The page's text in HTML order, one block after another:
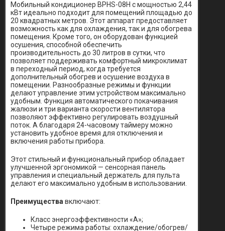
Мобильный кондиционер BPHS-08H с мощностью 2,44
кВт идеально подходит для помещений площадью до
20 квадратных метров. Этот аппарат предоставляет
возможность как для охлаждения, так и для обогрева
помещения. Кроме того, он оборудован функцией
осушения, способной обеспечить
производительность до 30 литров в сутки, что
позволяет поддерживать комфортный микроклимат
в переходный период, когда требуется
дополнительный обогрев и осушение воздуха в
помещении. Разнообразные режимы и функции
делают управление этим устройством максимально
удобным. Функция автоматического покачивания
жалюзи и три варианта скорости вентилятора
позволяют эффективно регулировать воздушный
поток. А благодаря 24-часовому таймеру можно
установить удобное время для отключения и
включения работы прибора.
Этот стильный и функциональный прибор обладает
улучшенной эргономикой — сенсорная панель
управления и специальный держатель для пульта
делают его максимально удобным в использовании.
Преимущества включают:
Класс энергоэффективности «А»;
Четыре режима работы: охлаждение/обогрев/